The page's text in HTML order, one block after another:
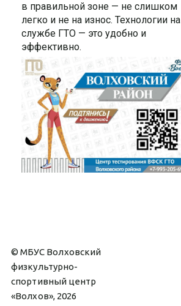
в правильной зоне — не слишком
легко и не на износ. Технологии на
службе ГТО — это удобно и
эффективно.
© МБУС Волховский
физкультурно-
спортивный центр
«Волхов», 2026